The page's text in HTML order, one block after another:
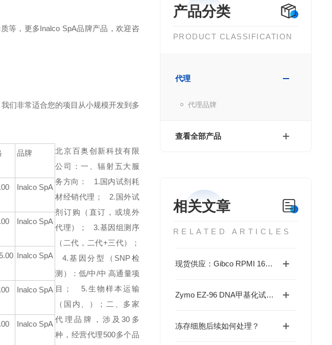
产品分类
PRODUCT CLASSIFICATION
代理
代理品牌
查看全部产品
相关文章
RELATED ARTICLES
现货供应：Gibco RPMI 1640培养基(C11875500BT)
Zymo EZ-96 DNA甲基化试剂盒-gold(D5008)现货供应
冻存细胞后续如何处理？
等，更多Inalco SpA品牌产品，欢迎咨
们非常适合您的项目从小规模开发到多
品牌
Inalco SpA
Inalco SpA
Inalco SpA
Inalco SpA
Inalco SpA
北京百奥创新科技有限
公司：一、辐射五大服
务方向：
1.国内试剂耗
材经销代理；
2.国外试
剂订购（直订，或境外
代理）；
3.基因组测序
（二代，二代+三代）；
4.基因分型（SNP检
测）：低/中/中 高通量项
目；
5.生物样本运输
（国内、）； 二、多家
代理品牌，涉及30多
种，经营代理500多个品